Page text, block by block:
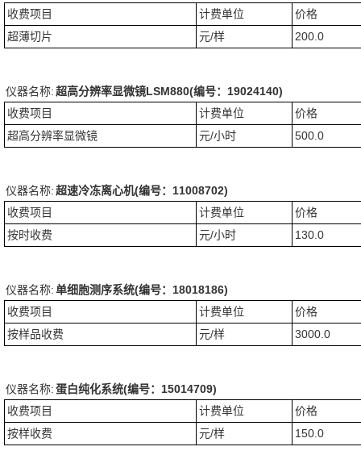
收费项目
计费单位
价格
超薄切片
元/样 200.0
仪器名称:超高分辨率显微镜LSM880(编号：19024140)
收费项目
计费单位
价格
超高分辨率显微镜
元/小时 500.0
仪器名称:超速冷冻离心机(编号：11008702)
收费项目
计费单位
价格
按时收费
元/小时 130.0
仪器名称:单细胞测序系统(编号：18018186)
收费项目
计费单位
价格
按样品收费
元/样 3000.0
仪器名称:蛋白纯化系统(编号：15014709)
收费项目
计费单位
价格
按样收费
元/样 150.0